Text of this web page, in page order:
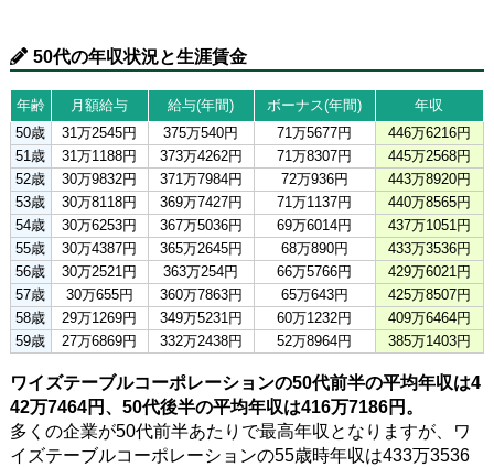
50代の年収状況と生涯賃金
年齢 月額給与 給与(年間) ボーナス(年間)
年収
50歳
31万2545円 375万540円 71万5677円
446万6216円
51歳
31万1188円 373万4262円 71万8307円
445万2568円
52歳
30万9832円 371万7984円 72万936円
443万8920円
53歳
30万8118円 369万7427円 71万1137円
440万8565円
54歳
30万6253円 367万5036円 69万6014円
437万1051円
55歳
30万4387円 365万2645円 68万890円
433万3536円
56歳
30万2521円 363万254円 66万5766円
429万6021円
57歳
30万655円 360万7863円 65万643円
425万8507円
58歳
29万1269円 349万5231円 60万1232円
409万6464円
59歳
27万6869円 332万2438円 52万8964円 385万1403円
ワイズテーブルコーポレーションの50代前半の平均年収は4
42万7464円、50代後半の平均年収は416万7186円。
多くの企業が50代前半あたりで最高年収となりますが、ワ
イズテーブルコーポレーションの55歳時年収は433万3536